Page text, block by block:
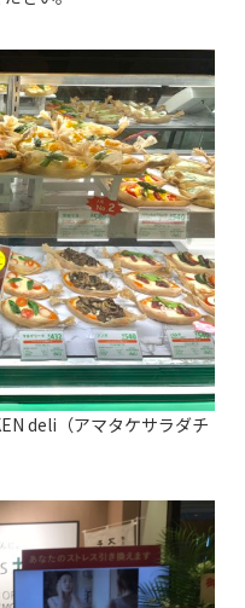
deli（アマタケサラダチ